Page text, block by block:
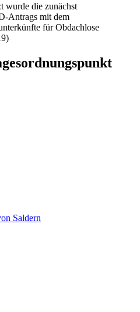
wurde die zunächst
Antrags mit dem
für Obdachlose
Saldern